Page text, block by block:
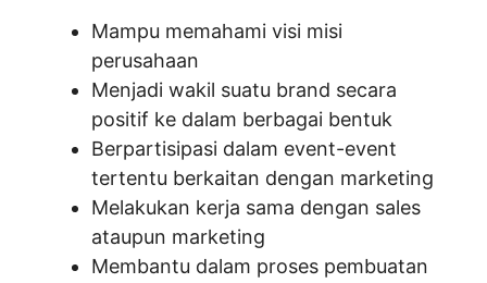
Mampu memahami visi misi
perusahaan
Menjadi wakil suatu brand secara
positif ke dalam berbagai bentuk
Berpartisipasi dalam event-event
tertentu berkaitan dengan marketing
Melakukan kerja sama dengan sales
ataupun marketing
Membantu dalam proses pembuatan